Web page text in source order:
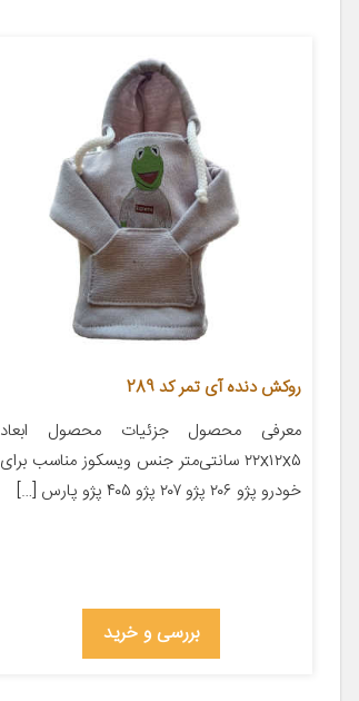
روکش دنده آی تمر کد 289
معرفی محصول جزئیات محصول ابعاد
۲۲x۱۲x۵ سانتی‌متر جنس ویسکوز مناسب برای
خودرو پژو ۲۰۶ پژو ۲۰۷ پژو ۴۰۵ پژو پارس […]
بررسی و خرید